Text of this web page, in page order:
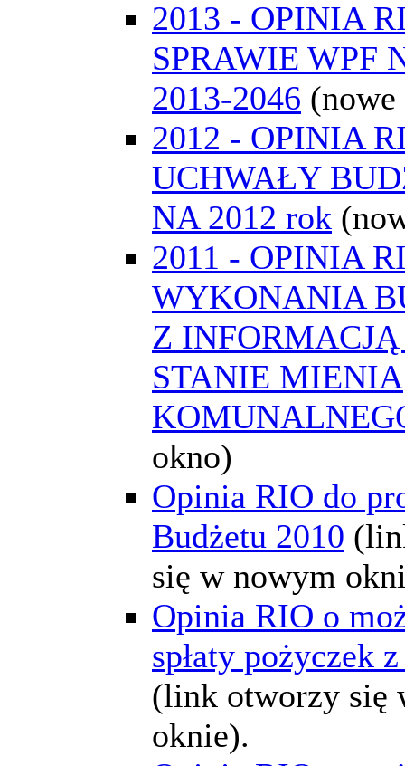
2013 - OPINIA
SPRAWIE WPF
2013-2046
2012 - OPINIA
UCHWAŁY
NA 2012 rok
2011 - OPINIA
WYKONANIA
Z
STANIE MIENIA
okno)
Opinia RIO do
Budżetu 2010
się w nowym
Opinia RIO o
spłaty pożyczek
(link otworzy się
oknie).